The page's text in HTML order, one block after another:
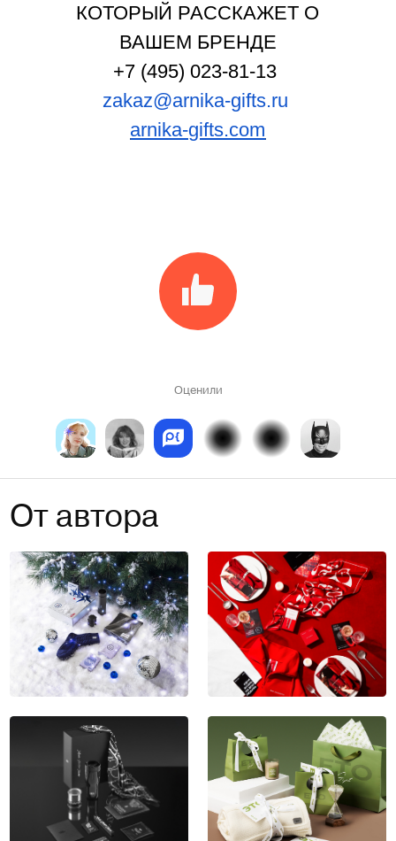
КОТОРЫЙ РАССКАЖЕТ О
ВАШЕМ БРЕНДЕ
+7 (495) 023-81-13
zakaz@arnika-gifts.ru
arnika-gifts.com
Оценили
От автора